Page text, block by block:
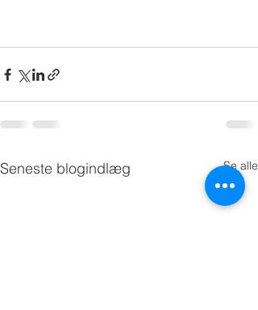
Seneste blogindlæg Se alle